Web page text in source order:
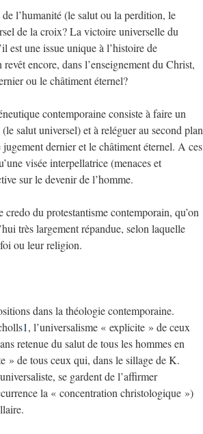
de l’humanité (le salut ou la perdition, le
de la croix? La victoire universelle du
est une issue unique à l’histoire de
encore, dans l’enseignement du Christ,
ou le châtiment éternel?
contemporaine consiste à faire un
salut universel) et à reléguer au second plan
dernier et le châtiment éternel. A ces
visée interpellatrice (menaces et
sur le devenir de l’homme.
credo du protestantisme contemporain, qu’on
très largement répandue, selon laquelle
ou leur religion.
dans la théologie contemporaine.
1, l’universalisme « explicite » de ceux
retenue du salut de tous les hommes en
» de tous ceux qui, dans le sillage de K.
se gardent de l’affirmer
la « concentration christologique »)